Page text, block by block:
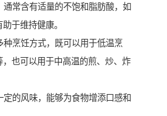
通常含有适量的不饱和脂肪酸，如
于维持健康。
种烹饪方式，既可以用于低温烹
也可以用于中高温的煎、炒、炸
定的风味，能够为食物增添口感和